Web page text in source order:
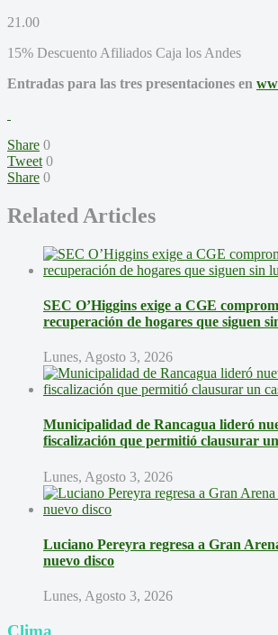
21.00
15% Descuento Afiliados Caja los Andes
Entradas para las tres presentaciones en
Share 0
Tweet 0
Share 0
Related Articles
SEC O’Higgins exige a CGE
recuperación de hogares que siguen
Lunes, Agosto 3, 2026
Municipalidad de Rancagua lideró
fiscalización que permitió clausurar
Lunes, Agosto 3, 2026
Luciano Pereyra regresa a Gran
nuevo disco
Lunes, Agosto 3, 2026
Clima